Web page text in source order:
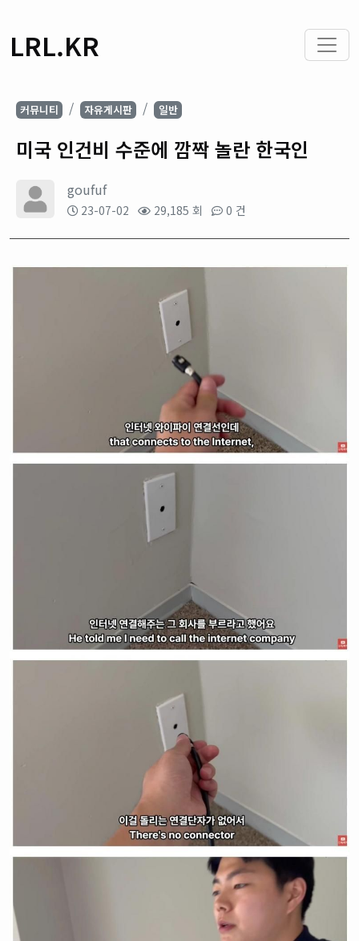
LRL.KR
커뮤니티 자유게시판 일반
미국 인건비 수준에 깜짝 놀란 한국인
goufuf
23-07-02 29,185 회 0 건